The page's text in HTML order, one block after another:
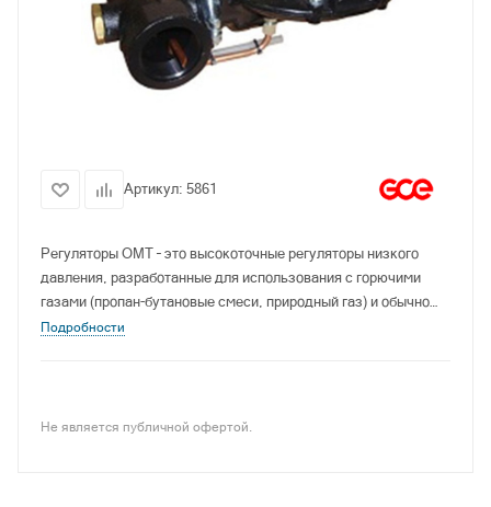
Артикул: 5861
Регуляторы ОМТ – это высокоточные регуляторы низкого
давления, разработанные для использования с горючими
газами (пропан-бутановые смеси, природный газ) и обычно
также и с некоррозивными газами.
Подробности
Не является публичной офертой.